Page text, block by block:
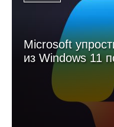
Microsoft
из Windows 11